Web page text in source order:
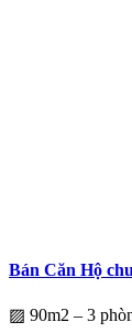
Bán Căn Hộ
▨ 90m2 – 3